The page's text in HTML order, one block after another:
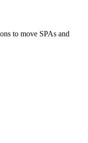
to move SPAs and